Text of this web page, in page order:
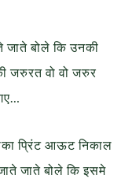
बोले कि उनकी
जरुरत वो वो जरुर
प्रिंट आऊट निकाल
जाते बोले कि इसमे